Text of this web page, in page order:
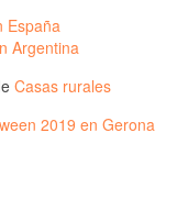
España
Argentina
Casas rurales
2019 en Gerona